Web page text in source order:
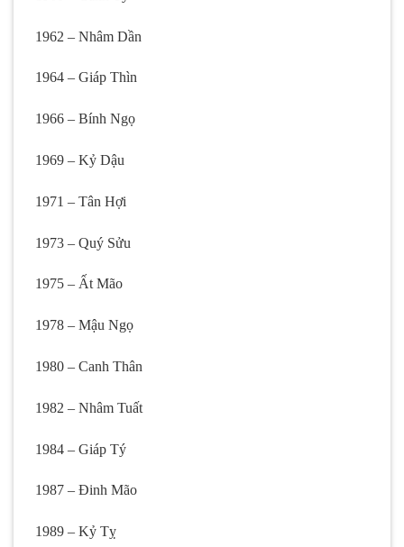
1962 – Nhâm Dần
1964 – Giáp Thìn
1966 – Bính Ngọ
1969 – Kỷ Dậu
1971 – Tân Hợi
1973 – Quý Sửu
1975 – Ất Mão
1978 – Mậu Ngọ
1980 – Canh Thân
1982 – Nhâm Tuất
1984 – Giáp Tý
1987 – Đinh Mão
1989 – Kỷ Tỵ